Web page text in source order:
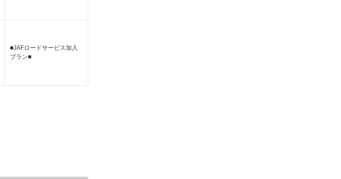
■JAFロードサービス加入
プラン■